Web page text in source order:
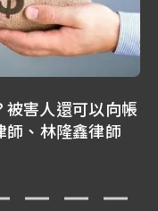
被害人還可以向帳
師、林隆鑫律師